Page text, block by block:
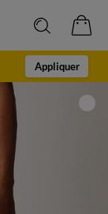
Appliquer